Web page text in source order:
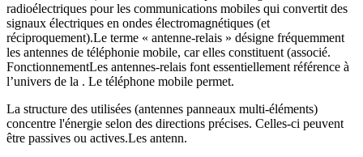
radioélectriques pour les communications mobiles qui convertit des
signaux électriques en ondes électromagnétiques (et
réciproquement).Le terme « antenne-relais » désigne fréquemment
les antennes de téléphonie mobile, car elles constituent (associé.
FonctionnementLes antennes-relais font essentiellement référence à
l’univers de la . Le téléphone mobile permet.
La structure des utilisées (antennes panneaux multi-éléments)
concentre l'énergie selon des directions précises. Celles-ci peuvent
être passives ou actives.Les antenn.